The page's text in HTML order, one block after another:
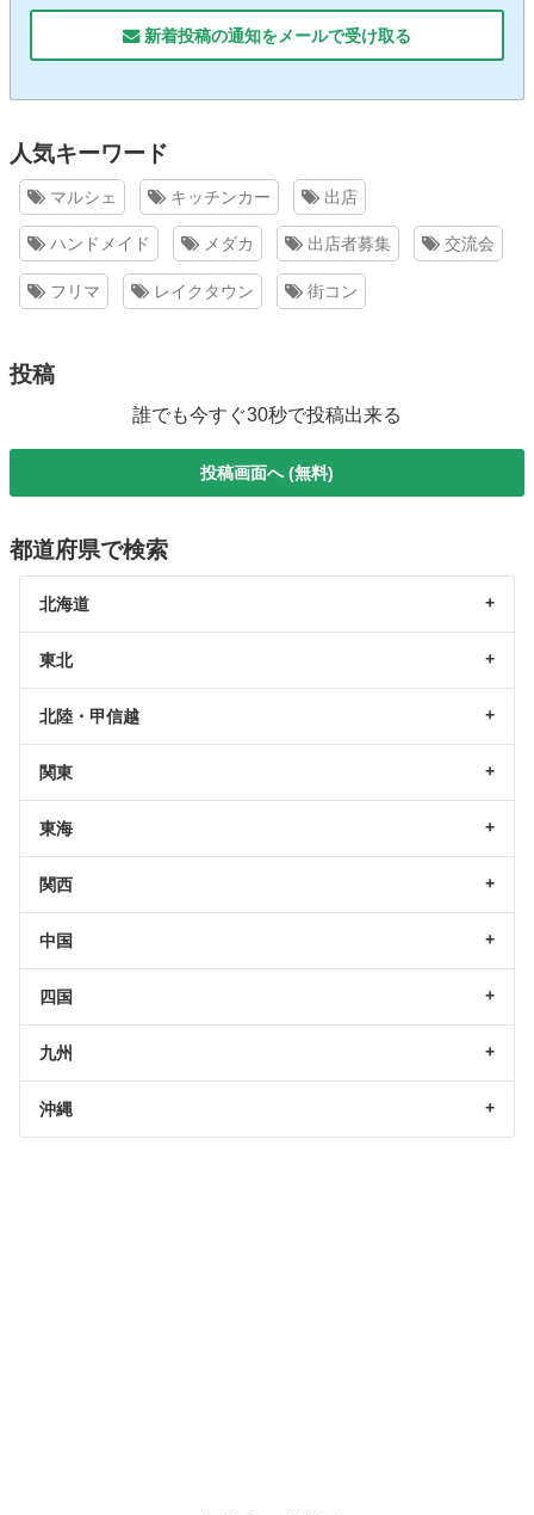
新着投稿の通知をメールで受け取る
人気キーワード
マルシェ キッチンカー 出店
ハンドメイド メダカ 出店者募集 交流会
フリマ レイクタウン 街コン
投稿
誰でも今すぐ30秒で投稿出来る
投稿画面へ (無料)
都道府県で検索
北海道
東北
北陸・甲信越
関東
東海
関西
中国
四国
九州
沖縄